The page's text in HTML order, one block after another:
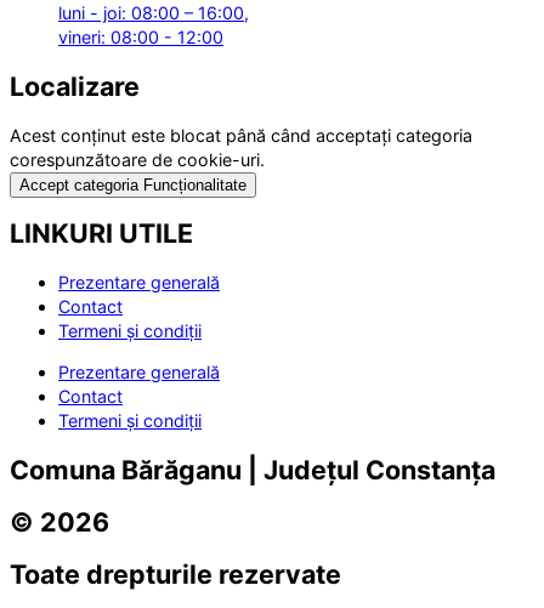
luni - joi: 08:00 – 16:00,
vineri: 08:00 - 12:00
Localizare
Acest conținut este blocat până când acceptați categoria
corespunzătoare de cookie-uri.
Accept categoria Funcționalitate
LINKURI UTILE
Prezentare generală
Contact
Termeni și condiții
Prezentare generală
Contact
Termeni și condiții
Comuna Bărăganu | Județul Constanța
© 2026
Toate drepturile rezervate